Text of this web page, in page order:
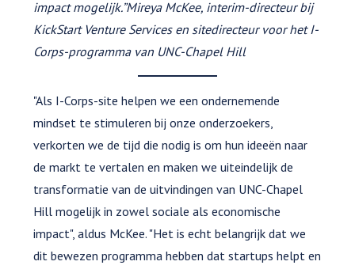
impact mogelijk.”Mireya McKee, interim-directeur bij
KickStart Venture Services en sitedirecteur voor het I-
Corps-programma van UNC-Chapel Hill
"Als I-Corps-site helpen we een ondernemende
mindset te stimuleren bij onze onderzoekers,
verkorten we de tijd die nodig is om hun ideeën naar
de markt te vertalen en maken we uiteindelijk de
transformatie van de uitvindingen van UNC-Chapel
Hill mogelijk in zowel sociale als economische
impact", aldus McKee. "Het is echt belangrijk dat we
dit bewezen programma hebben dat startups helpt en